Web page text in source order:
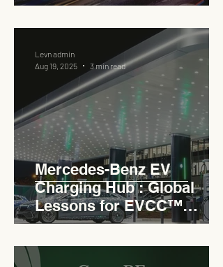
Mercedes-Benz EV
Charging Hub : Global
Lessons for EVCC™
Pedas RSA
Levn admin
Aug 19, 2025
3 min read